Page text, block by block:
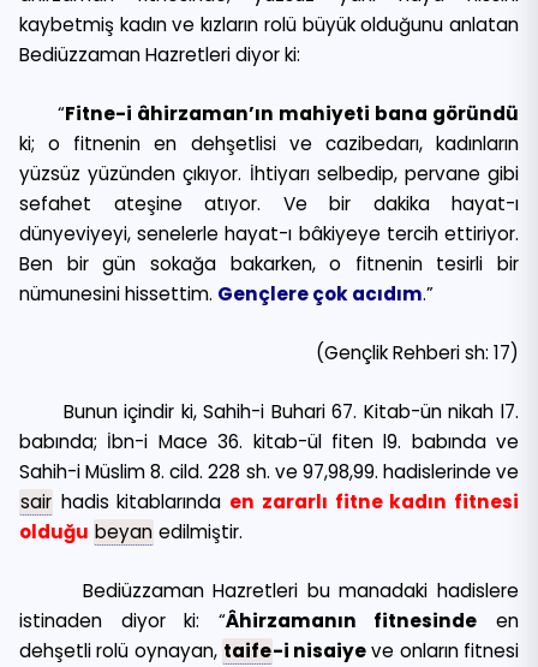
kaybetmiş kadın ve kızların rolü büyük olduğunu anlatan
Bediüzzaman Hazretleri diyor ki:
“Fitne-i âhirzaman’ın mahiyeti bana göründü
ki; o fitnenin en dehşetlisi ve cazibedarı, kadınların
yüzsüz yüzünden çıkıyor. İhtiyarı selbedip, pervane gibi
sefahet ateşine atıyor. Ve bir dakika hayat-ı
dünyeviyeyi, senelerle hayat-ı bâkiyeye tercih ettiriyor.
Ben bir gün sokağa bakarken, o fitnenin tesirli bir
nümunesini hissettim. Gençlere çok acıdım.”
(Gençlik Rehberi sh: 17)
Bunun içindir ki, Sahih-i Buhari 67. Kitab-ün nikah l7.
babında; İbn-i Mace 36. kitab-ül fiten l9. babında ve
Sahih-i Müslim 8. cild. 228 sh. ve 97,98,99. hadislerinde ve
sair hadis kitablarında en zararlı fitne kadın fitnesi
olduğu beyan edilmiştir.
Bediüzzaman Hazretleri bu manadaki hadislere
istinaden diyor ki: “Âhirzamanın fitnesinde en
dehşetli rolü oynayan, taife-i nisaiyeve onların fitnesi